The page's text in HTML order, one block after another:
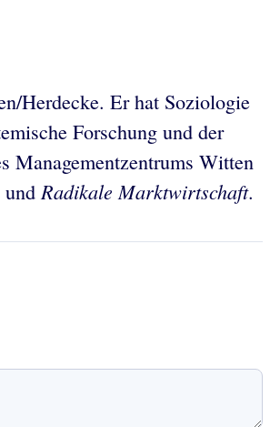
Herdecke. Er hat Soziologie
Forschung und der
Managementzentrums Witten
undRadikale Marktwirtschaft.